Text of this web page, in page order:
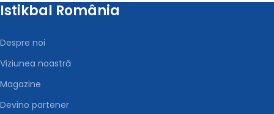
Istikbal România
Despre noi
Viziunea noastră
Magazine
Devino partener